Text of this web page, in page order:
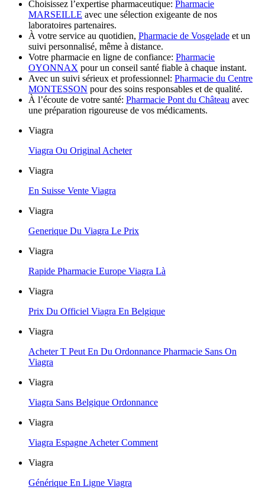
Choisissez l’expertise pharmaceutique: Pharmacie
MARSEILLE avec une sélection exigeante de nos
laboratoires partenaires.
À votre service au quotidien, Pharmacie de Vosgelade et un
suivi personnalisé, même à distance.
Votre pharmacie en ligne de confiance: Pharmacie
OYONNAX pour un conseil santé fiable à chaque instant.
Avec un suivi sérieux et professionnel: Pharmacie du Centre
MONTESSON pour des soins responsables et de qualité.
À l’écoute de votre santé: Pharmacie Pont du Château avec
une préparation rigoureuse de vos médicaments.
Viagra
Viagra Ou Original Acheter
Viagra
En Suisse Vente Viagra
Viagra
Generique Du Viagra Le Prix
Viagra
Rapide Pharmacie Europe Viagra Là
Viagra
Prix Du Officiel Viagra En Belgique
Viagra
Acheter T Peut En Du Ordonnance Pharmacie Sans On
Viagra
Viagra
Viagra Sans Belgique Ordonnance
Viagra
Viagra Espagne Acheter Comment
Viagra
Générique En Ligne Viagra